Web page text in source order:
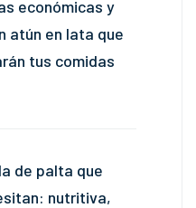
económicas y
atún en lata que
tus comidas
de palta que
nutritiva,